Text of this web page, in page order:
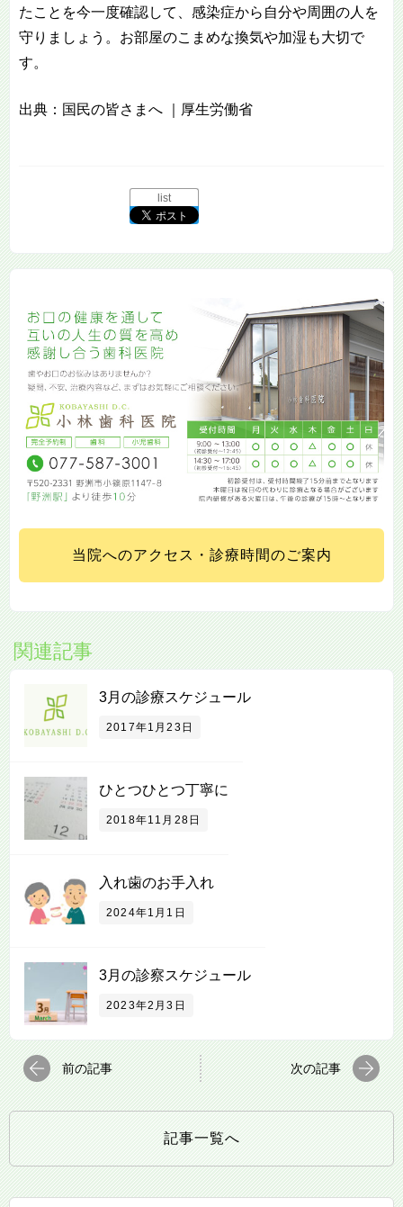
たことを今一度確認して、感染症から自分や周囲の人を
守りましょう。お部屋のこまめな換気や加湿も大切で
す。
出典：国民の皆さまへ ｜厚生労働省
list
当院へのアクセス・診療時間のご案内
関連記事
3月の診療スケジュール
2017年1月23日
ひとつひとつ丁寧に
2018年11月28日
入れ歯のお手入れ
2024年1月1日
3月の診察スケジュール
2023年2月3日
前の記事 次の記事
記事一覧へ
検